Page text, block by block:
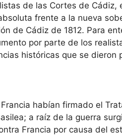
de las Cortes de Cádiz,
frente a la nueva
de Cádiz de 1812. Para
por parte de los
históricas que se dieron
habían firmado el
a raíz de la guerra
Francia por causa del